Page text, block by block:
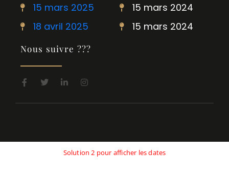
15 mars 2025
18 avril 2025
15 mars 2024
15 mars 2024
Nous suivre ???
F
a
e
T
t
L
k
i
I
n
t
Solution 2 pour afficher les dates